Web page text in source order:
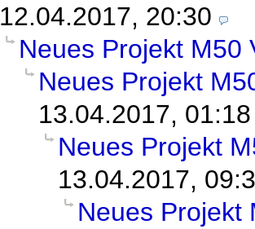
12.04.2017, 20:30
Neues Projekt M50
Neues Projekt
13.04.2017, 01:18
Neues Projekt
13.04.2017,
Neues Projekt